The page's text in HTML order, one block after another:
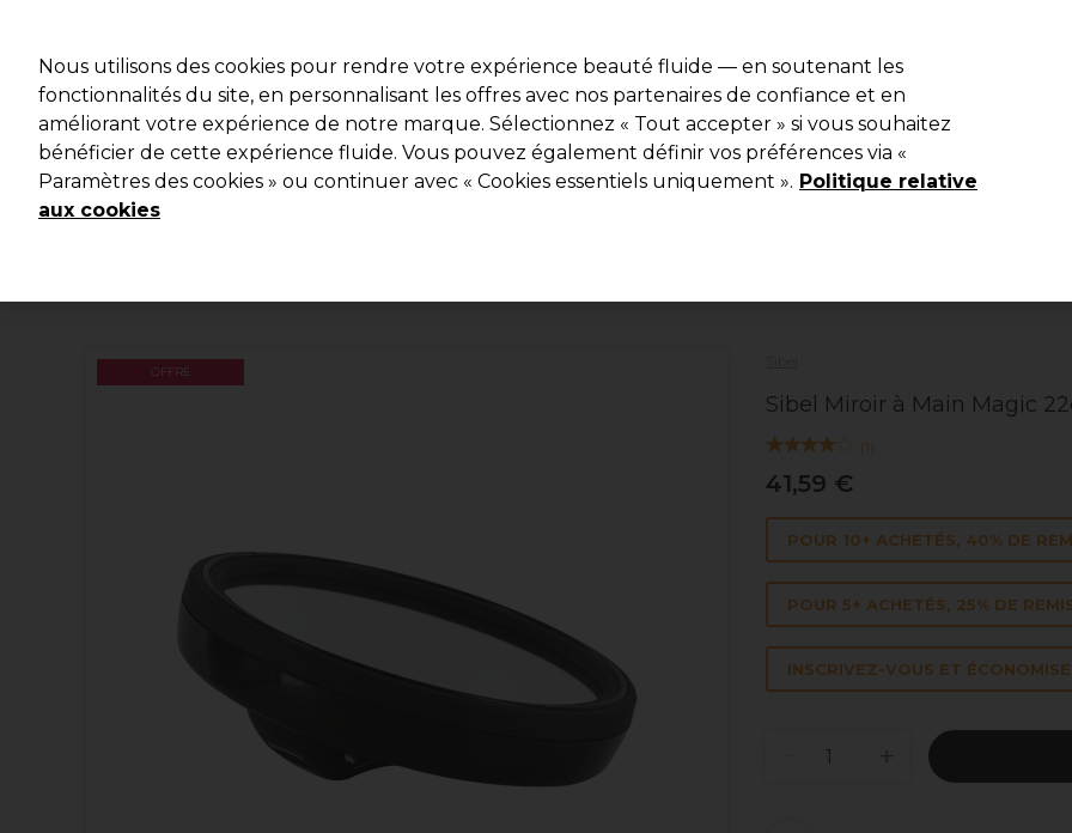
Rechercher
Marques
Bons plans 🌟 Coiffure Electro et Matériel Beauté Equipement de salon Hommes
Livraison le lendemain*
Après expédition, du lundi au vendredi
Livraison Gratuite
Sibel Miroir à Main Magic
(1)
41,59 €
OFFRE
POUR 10+ ACHETÉS, 40% DE
POUR 5+ ACHETÉS, 25% DE
INSCRIVEZ-VOUS ET
Nous utilisons des cookies pour rendre votre expérience beauté fluide — en soutenant les
fonctionnalités du site, en personnalisant les offres avec nos partenaires de confiance et en
améliorant votre expérience de notre marque. Sélectionnez « Tout accepter » si vous souhaitez
bénéficier de cette expérience fluide. Vous pouvez également définir vos préférences via «
Paramètres des cookies » ou continuer avec « Cookies essentiels uniquement ». Politique relative
aux cookies